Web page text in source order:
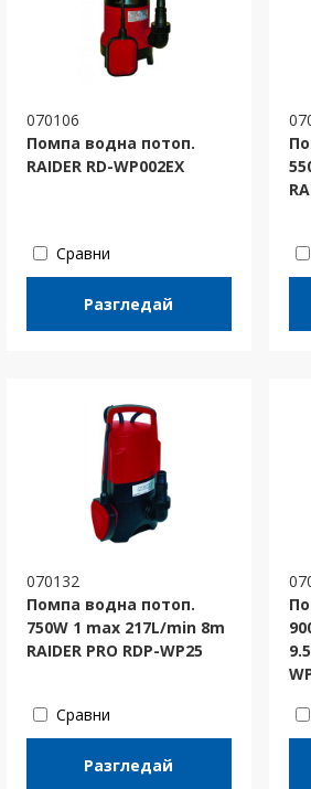
070106
Помпа водна потоп.
RAIDER RD-WP002EX
Сравни
Разгледай
070132
Помпа водна потоп.
750W 1 max 217L/min 8m
RAIDER PRO RDP-WP25
Сравни
Разгледай